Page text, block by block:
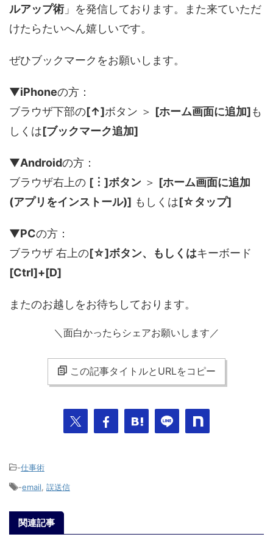
ルアップ術」を発信しております。また来ていただ
けたらたいへん嬉しいです。
ぜひブックマークをお願いします。
▼iPhoneの方：
ブラウザ下部の[↑]ボタン ＞ [ホーム画面に追加]も
しくは[ブックマーク追加]
▼Androidの方：
ブラウザ右上の [︙]ボタン ＞ [ホーム画面に追加
(アプリをインストール)] もしくは[☆タップ]
▼PCの方：
ブラウザ 右上の[☆]ボタン、もしくはキーボード
[Ctrl]+[D]
またのお越しをお待ちしております。
＼面白かったらシェアお願いします／
この記事タイトルとURLをコピー
-仕事術
-email 誤送信
関連記事